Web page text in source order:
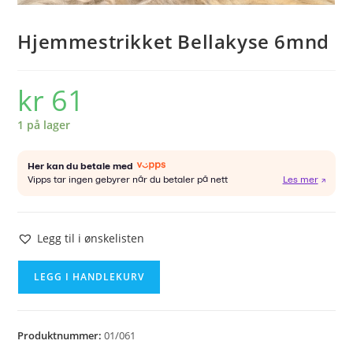
Hjemmestrikket Bellakyse 6mnd
kr 61
1 på lager
Legg til i ønskelisten
LEGG I HANDLEKURV
Produktnummer:01/061